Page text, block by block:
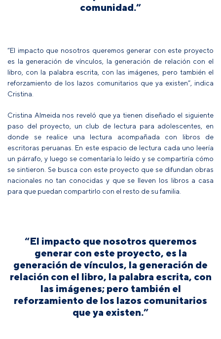
comunidad.”
“El impacto que nosotros queremos generar con este proyecto
es la generación de vínculos, la generación de relación con el
libro, con la palabra escrita, con las imágenes, pero también el
reforzamiento de los lazos comunitarios que ya existen”, indica
Cristina.
Cristina Almeida nos reveló que ya tienen diseñado el siguiente
paso del proyecto, un club de lectura para adolescentes, en
donde se realice una lectura acompañada con libros de
escritoras peruanas. En este espacio de lectura cada uno leería
un párrafo, y luego se comentaría lo leído y se compartiría cómo
se sintieron. Se busca con este proyecto que se difundan obras
nacionales no tan conocidas y que se lleven los libros a casa
para que puedan compartirlo con el resto de su familia.
“El impacto que nosotros queremos
generar con este proyecto, es la
generación de vínculos, la generación de
relación con el libro, la palabra escrita, con
las imágenes; pero también el
reforzamiento de los lazos comunitarios
que ya existen.”